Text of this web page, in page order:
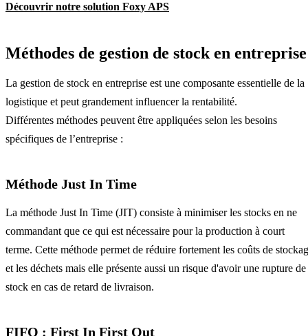
Découvrir notre solution Foxy APS
Méthodes de gestion de stock en entreprise
La gestion de stock en entreprise est une composante essentielle de la
logistique et peut grandement influencer la rentabilité.
Différentes méthodes peuvent être appliquées selon les besoins
spécifiques de l’entreprise :
Méthode Just In Time
La méthode Just In Time (JIT) consiste à minimiser les stocks en ne
commandant que ce qui est nécessaire pour la production à court
terme. Cette méthode permet de réduire fortement les coûts de
et les déchets mais elle présente aussi un risque d'avoir une rupture de
stock en cas de retard de livraison.
FIFO : First In First Out